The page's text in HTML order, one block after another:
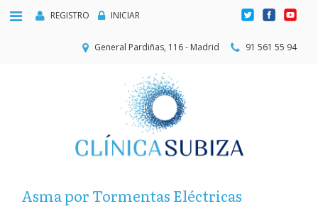
REGISTRO INICIAR
General Pardiñas, 116 - Madrid 91 561 55 94
Asma por Tormentas Eléctricas